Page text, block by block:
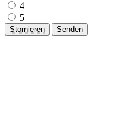
4
5
Stornieren Senden